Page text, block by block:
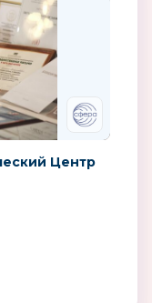
Центр